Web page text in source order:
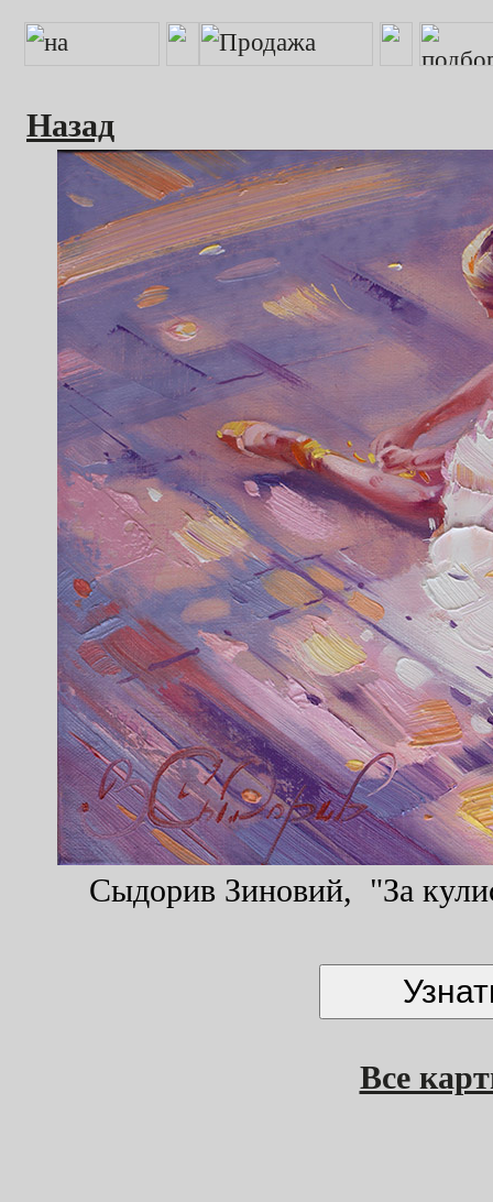
Назад
Сыдорив Зиновий, "За
Все